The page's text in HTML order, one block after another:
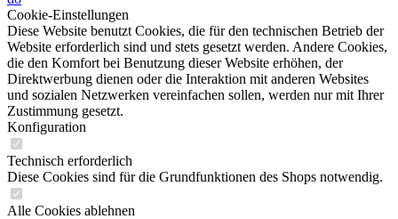
Cookie-Einstellungen
Diese Website benutzt Cookies, die für den technischen Betrieb der
Website erforderlich sind und stets gesetzt werden. Andere Cookies,
die den Komfort bei Benutzung dieser Website erhöhen, der
Direktwerbung dienen oder die Interaktion mit anderen Websites
und sozialen Netzwerken vereinfachen sollen, werden nur mit Ihrer
Zustimmung gesetzt.
Konfiguration
Technisch erforderlich
Diese Cookies sind für die Grundfunktionen des Shops notwendig.
Alle Cookies ablehnen